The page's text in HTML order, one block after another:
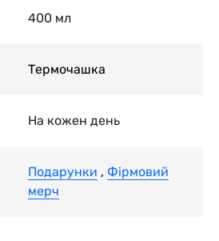
400 мл
Термочашка
На кожен день
Подарунки , Фірмовий
мерч